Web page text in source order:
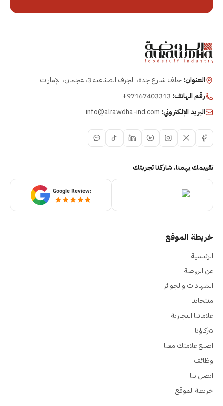
العنوان:خلف شارع جدة، الجرف الصناعية 3، عجمان، الإمارات
رقم الهاتف: +97167403313
البريد الإلكتروني: info@alrawdha-ind.com
تقييمك يهمنا، شاركنا تجربتك
خريطة الموقع
الرئيسية
عن الروضة
الشهادات والجوائز
منتجاتنا
علاماتنا التجارية
شركاؤنا
اصنع علامتك معنا
وظائف
اتصل بنا
خريطة الموقع